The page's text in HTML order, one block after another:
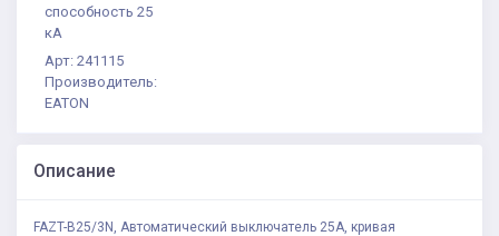
способность 25
кА
Арт: 241115
Производитель:
EATON
Описание
FAZT-B25/3N, Автоматический выключатель 25А, кривая